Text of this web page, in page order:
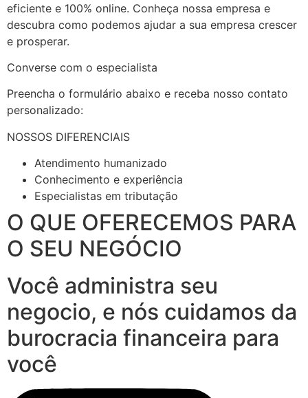
eficiente e 100% online. Conheça nossa empresa e
descubra como podemos ajudar a sua empresa crescer
e prosperar.
Converse com o especialista
Preencha o formulário abaixo e receba nosso contato
personalizado:
NOSSOS DIFERENCIAIS
Atendimento humanizado
Conhecimento e experiência
Especialistas em tributação
O QUE OFERECEMOS PARA
O SEU NEGÓCIO
Você administra seu
negocio, e nós cuidamos da
burocracia financeira para
você